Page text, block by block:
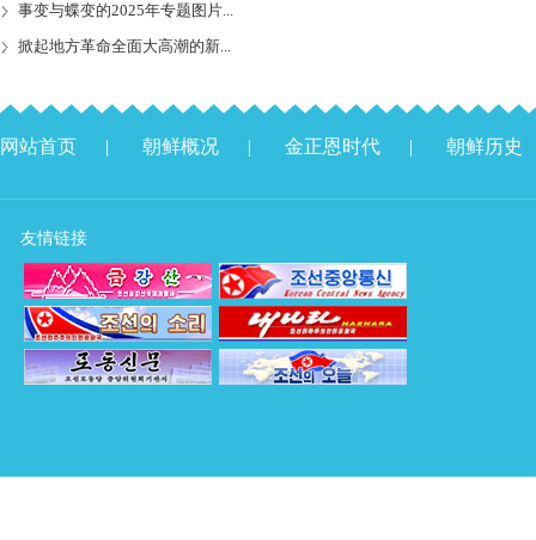
事变与蝶变的2025年专题图片...
掀起地方革命全面大高潮的新...
网站首页 | 朝鲜概况 | 金正恩时代 | 朝鲜历史
友情链接